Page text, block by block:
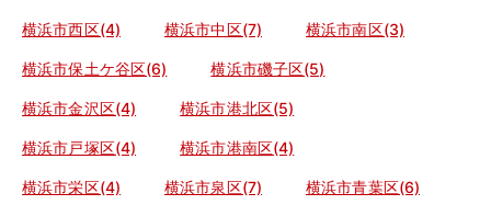
横浜市西区(4) 横浜市中区(7) 横浜市南区(3)
横浜市保土ケ谷区(6) 横浜市磯子区(5)
横浜市金沢区(4) 横浜市港北区(5)
横浜市戸塚区(4) 横浜市港南区(4)
横浜市栄区(4) 横浜市泉区(7) 横浜市青葉区(6)